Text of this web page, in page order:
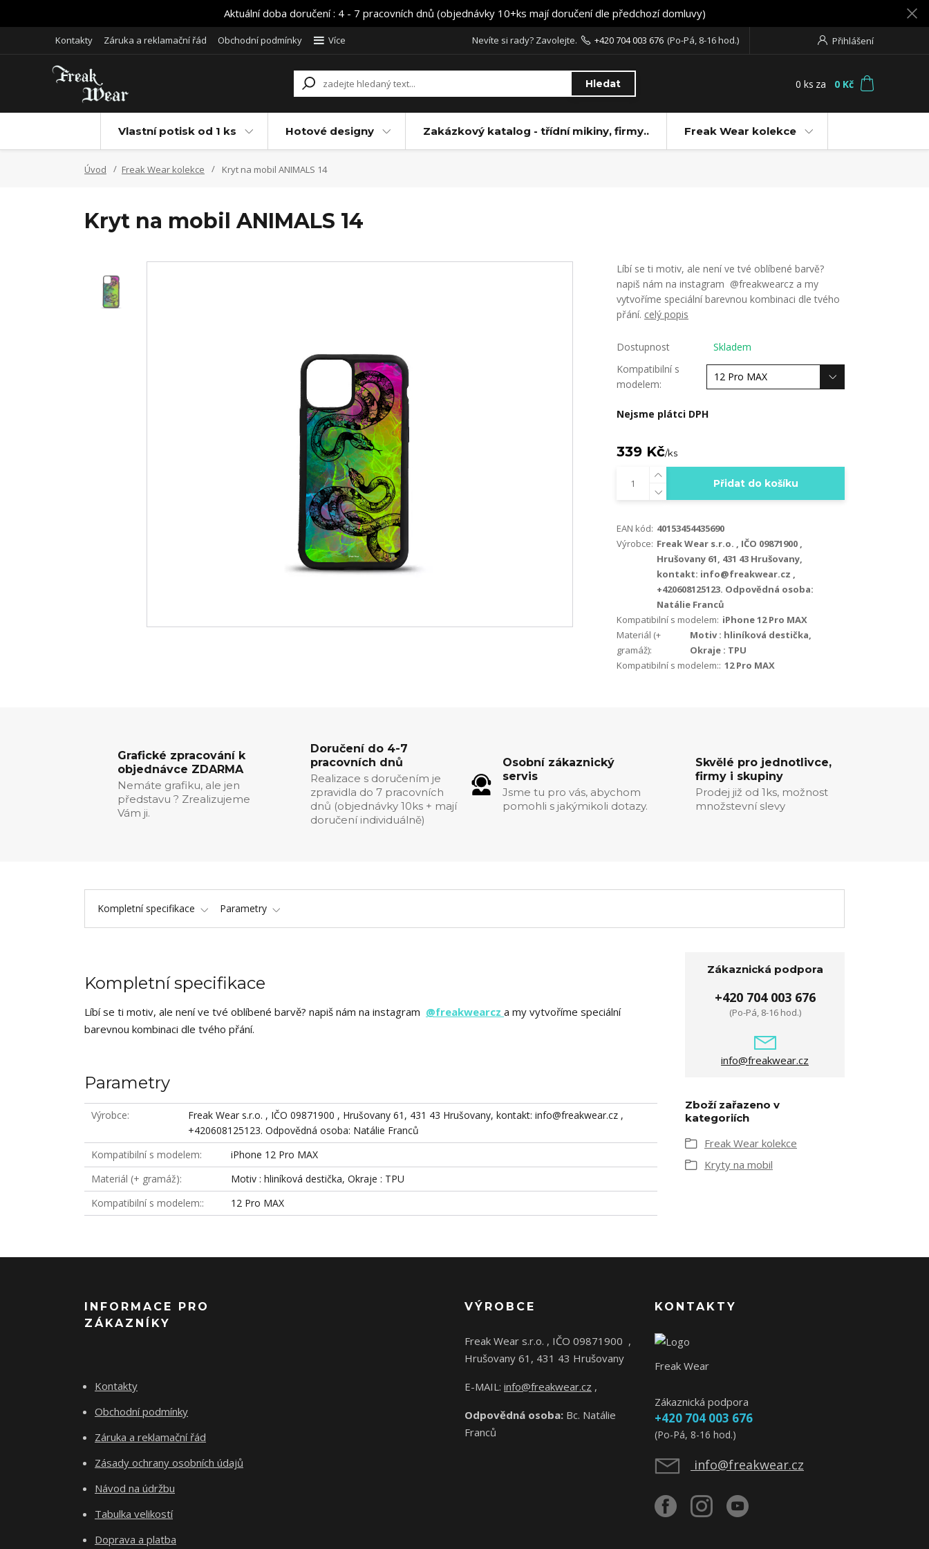
Aktuální doba doručení : 4 - 7 pracovních dnů (objednávky 10+ks mají doručení dle předchozí domluvy)
Kontakty Záruka a reklamační řád Obchodní podmínky Více Přihlášení
Hledat
Nevíte si rady? Zavolejte. +420 704 003 676 (Po-Pá, 8-16 hod.)
0 ks za 0 Kč
Vlastní potisk od 1 ks Hotové designy Zakázkový katalog - třídní mikiny, firmy.. Freak Wear kolekce
Úvod Freak Wear kolekce Kryt na mobil ANIMALS 14
Kryt na mobil ANIMALS 14
Líbí se ti motiv, ale není ve tvé oblíbené barvě?
napiš nám na instagram @freakwearcz a my
vytvoříme speciální barevnou kombinaci dle tvého
přání. celý popis
Dostupnost
Skladem
Kompatibilní s
modelem:
Nejsme plátci DPH
339 Kč/ks
Přidat do košíku
EAN kód: 40153454435690
Výrobce: Freak Wear s.r.o. , IČO 09871900 ,
Hrušovany 61, 431 43 Hrušovany,
kontakt: info@freakwear.cz ,
+420608125123. Odpovědná osoba:
Natálie Franců
Kompatibilní s modelem: iPhone 12 Pro MAX
Materiál (+
gramáž):
Motiv : hliníková destička,
Okraje : TPU
Kompatibilní s modelem:: 12 Pro MAX
Grafické zpracování k
objednávce ZDARMA
Nemáte grafiku, ale jen
představu ? Zrealizujeme
Vám ji.
Doručení do 4-7
pracovních dnů
Realizace s doručením je
zpravidla do 7 pracovních
dnů (objednávky 10ks + mají
doručení individuálně)
Osobní zákaznický
servis
Jsme tu pro vás, abychom
pomohli s jakýmikoli dotazy.
Skvělé pro jednotlivce,
firmy i skupiny
Prodej již od 1ks, možnost
množstevní slevy
Kompletní specifikace Parametry
Kompletní specifikace
Líbí se ti motiv, ale není ve tvé oblíbené barvě? napiš nám na instagram @freakwearcz a my vytvoříme speciální
barevnou kombinaci dle tvého přání.
Parametry
Výrobce
Freak Wear s.r.o. , IČO 09871900 , Hrušovany 61, 431 43 Hrušovany, kontakt: info@freakwear.cz ,
+420608125123. Odpovědná osoba: Natálie Franců
Kompatibilní s modelem
iPhone 12 Pro MAX
Materiál (+ gramáž)
Motiv : hliníková destička, Okraje : TPU
Kompatibilní s modelem:
12 Pro MAX
Zákaznická podpora
+420 704 003 676
(Po-Pá, 8-16 hod.)
info@freakwear.cz
Zboží zařazeno v
kategoriích
Freak Wear kolekce
Kryty na mobil
INFORMACE PRO
ZÁKAZNÍKY
Kontakty
Obchodní podmínky
Záruka a reklamační řád
Zásady ochrany osobních údajů
Návod na údržbu
Tabulka velikostí
Doprava a platba
VÝROBCE
Freak Wear s.r.o. , IČO 09871900 ,
Hrušovany 61, 431 43 Hrušovany
E-MAIL: info@freakwear.cz ,
Odpovědná osoba: Bc. Natálie
Franců
KONTAKTY
Freak Wear
Zákaznická podpora
+420 704 003 676
(Po-Pá, 8-16 hod.)
info@freakwear.cz